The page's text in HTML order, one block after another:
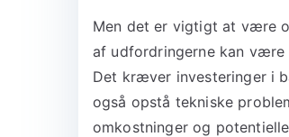
Men det er vigtigt at være
af udfordringerne kan være
Det kræver investeringer i
også opstå tekniske
omkostninger og